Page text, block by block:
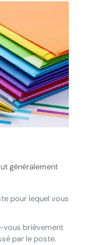
généralement
pour lequel vous
vous brièvement
par le poste.